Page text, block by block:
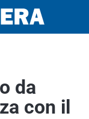
da
con il